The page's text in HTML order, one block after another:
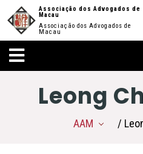
Associação dos Advogados de
Macau
Associação dos Advogados de
Macau
Leong
AAM /